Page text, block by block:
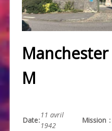
Manchester
M
Date:
11 avril
1942
Mission :